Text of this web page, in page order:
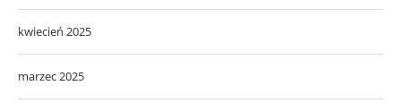
kwiecień 2025
marzec 2025